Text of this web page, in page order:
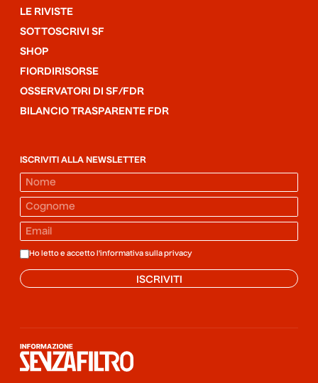
LE RIVISTE
SOTTOSCRIVI SF
SHOP
FIORDIRISORSE
OSSERVATORI DI SF/FDR
BILANCIO TRASPARENTE FDR
ISCRIVITI ALLA NEWSLETTER
Ho letto e accetto l'informativa sulla privacy
ISCRIVITI